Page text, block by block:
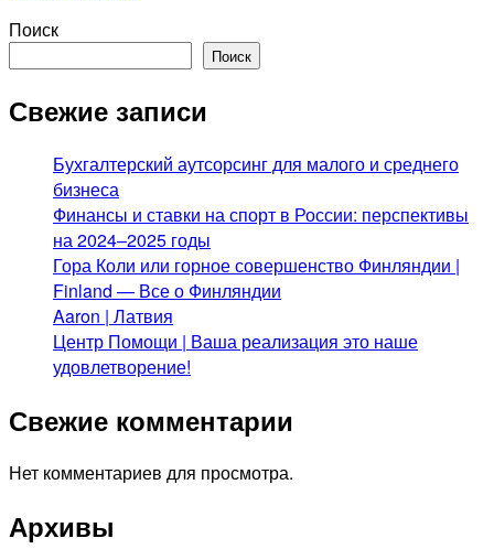
Поиск
Поиск
Свежие записи
Бухгалтерский аутсорсинг для малого и среднего
бизнеса
Финансы и ставки на спорт в России: перспективы
на 2024–2025 годы
Гора Коли или горное совершенство Финляндии |
Finland — Все о Финляндии
Aaron | Латвия
Центр Помощи | Ваша реализация это наше
удовлетворение!
Свежие комментарии
Нет комментариев для просмотра.
Архивы